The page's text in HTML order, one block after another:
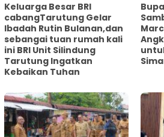
Keluarga Besar BRI
cabangTarutung Gelar
Ibadah Rutin Bulanan,dan
sebangai tuan rumah kali
ini BRI Unit Silindung
Tarutung Ingatkan
Kebaikan Tuhan